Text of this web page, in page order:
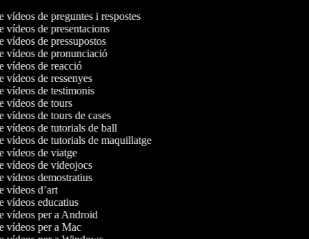
vídeos de preguntes i respostes
vídeos de presentacions
vídeos de pressupostos
vídeos de pronunciació
vídeos de reacció
vídeos de ressenyes
vídeos de testimonis
vídeos de tours
vídeos de tours de cases
vídeos de tutorials de ball
vídeos de tutorials de maquillatge
vídeos de viatge
vídeos de videojocs
vídeos demostratius
vídeos d’art
vídeos educatius
vídeos per a Android
vídeos per a Mac